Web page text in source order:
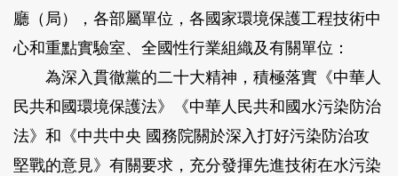
廳（局），各部屬單位，各國家環境保護工程技術中
心和重點實驗室、全國性行業組織及有關單位：
為深入貫徹黨的二十大精神，積極落實《中華人
民共和國環境保護法》《中華人民共和國水污染防治
法》和《中共中央 國務院關於深入打好污染防治攻
堅戰的意見》有關要求，充分發揮先進技術在水污染